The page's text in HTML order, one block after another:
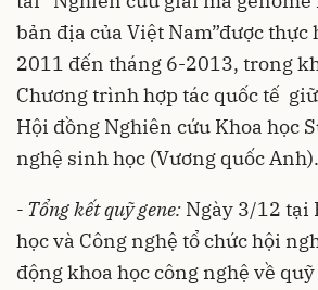
bản địa của Việt Nam”được
2011 đến tháng 6-2013, trong
Chương trình hợp tác quốc tế
Hội đồng Nghiên cứu Khoa học
nghệ sinh học (Vương quốc Anh).
- Tổng kết quỹ gene: Ngày 3/12 tại
học và Công nghệ tổ chức hội
động khoa học công nghệ về